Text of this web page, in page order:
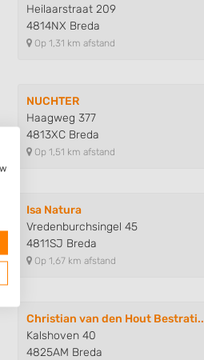
Heilaarstraat 209
4814NX Breda
Op 1,31 km afstand
NUCHTER
Haagweg 377
4813XC Breda
Op 1,51 km afstand
Isa Natura
Vredenburchsingel 45
4811SJ Breda
Op 1,67 km afstand
Christian van den Hout Bestrati..
Kalshoven 40
4825AM Breda